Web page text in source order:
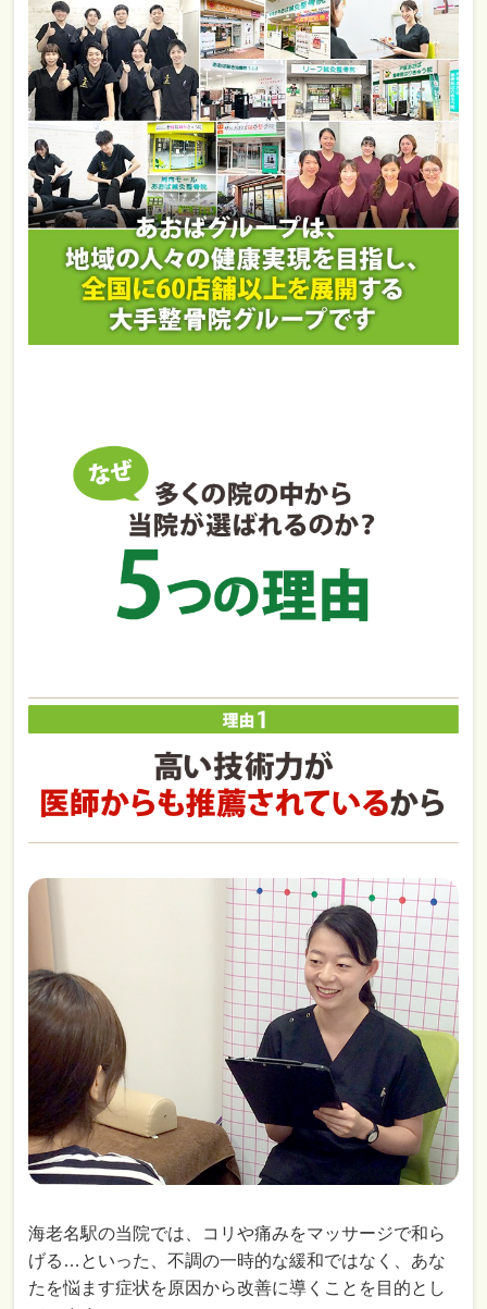
海老名駅の当院では、コリや痛みをマッサージで和ら
げる…といった、不調の一時的な緩和ではなく、あな
たを悩ます症状を原因から改善に導くことを目的とし